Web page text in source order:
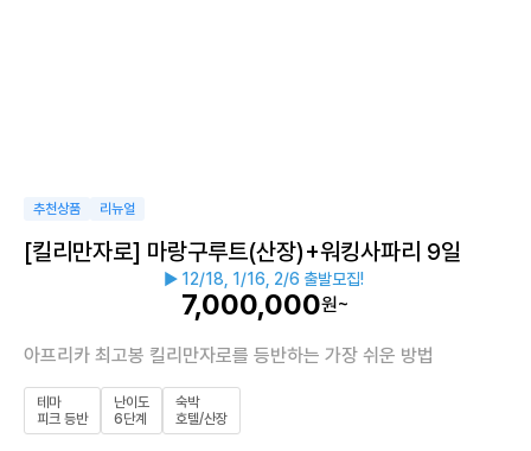
추천상품 리뉴얼
[킬리만자로] 마랑구루트(산장)+워킹사파리 9일
▶ 12/18, 1/16, 2/6 출발모집!
7,000,000원~
아프리카 최고봉 킬리만자로를 등반하는 가장 쉬운 방법
테마
피크 등반
난이도
6단계
숙박
호텔/산장